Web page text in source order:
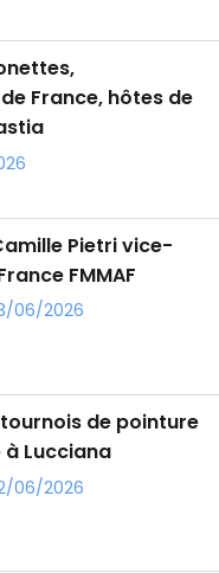
France, hôtes de
Pietri vice-
FMMAF
06/2026
de pointure
Lucciana
06/2026